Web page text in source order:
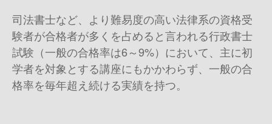
司法書士など、より難易度の高い法律系の資格受
験者が合格者が多くを占めると言われる行政書士
試験（一般の合格率は6～9%）において、主に初
学者を対象とする講座にもかかわらず、一般の合
格率を毎年超え続ける実績を持つ。